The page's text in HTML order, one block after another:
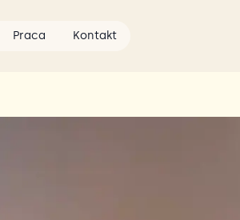
Praca Kontakt